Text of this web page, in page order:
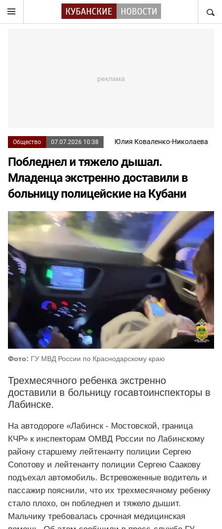
Общество 07.07.2026 10:38 Юлия Коваленко-Николаева
Побледнел и тяжело дышал.
Младенца экстренно доставили в
больницу полицейские на Кубани
Фото: ГУ МВД России по Краснодарскому краю
Трехмесячного ребенка экстренно
доставили в больницу госавтоинспекторы в
Лабинске.
На автодороге «Лабинск - Мостовской, граница
КЧР» к инспекторам ОМВД России по Лабинскому
району старшему лейтенанту полиции Сергею
Сопотову и лейтенанту полиции Сергею Саакову
подъехал автомобиль. Встревоженные водитель и
пассажир пояснили, что их трехмесячному ребенку
стало плохо, он побледнел и тяжело дышит.
Мальчику требовалась срочная медицинская